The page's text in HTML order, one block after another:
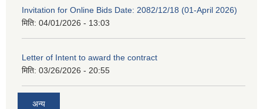
Invitation for Online Bids Date: 2082/12/18 (01-April 2026)
मिति: 04/01/2026 - 13:03
Letter of Intent to award the contract
मिति: 03/26/2026 - 20:55
अन्य